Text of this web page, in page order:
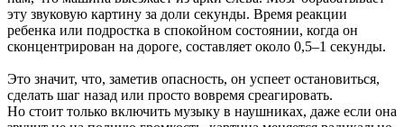
эту звуковую картину за доли секунды. Время реакции
ребенка или подростка в спокойном состоянии, когда он
сконцентрирован на дороге, составляет около 0,5–1 секунды.
Это значит, что, заметив опасность, он успеет остановиться,
сделать шаг назад или просто вовремя среагировать.
Но стоит только включить музыку в наушниках, даже если она